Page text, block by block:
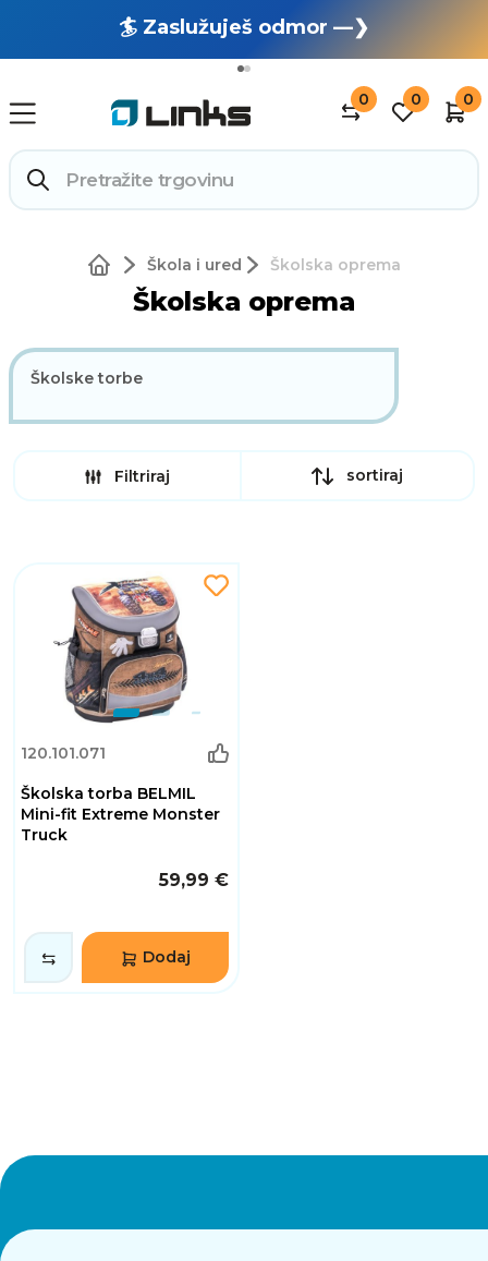
🏄 Zaslužuješ odmor —❯
🔥 OUTLET: TOTALNA RASPRODAJA —❯
0 0 0
Škola i ured Školska oprema
Školska oprema
Školske torbe
Filtriraj sortiraj
120.101.071
Školska torba BELMIL
Mini-fit Extreme Monster
Truck
59,99 €
Dodaj